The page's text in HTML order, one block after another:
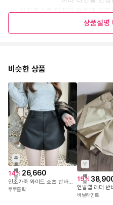
가을 시즌에는 니트
모노톤 코디나 미니멀한 상
시즌별 다양한 아우터와도 잘
FREE 사이즈
자세한 사이즈는
꼭 참고 후 구
상품설명
비슷한 상품
무
료
배
송
14% 26,660
루루홀릭
무
료
배
송
19%
언발랩 레더 반
바닐라민트